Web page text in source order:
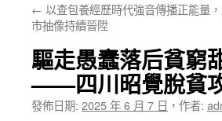
← 以查包養經歷時代強音傳播正能量
市抽像持續晉陞
驅走愚蠢落后貧窮
——四川昭覺脫貧
發佈日期: 2025 年 6 月 7 日 ， 作者: